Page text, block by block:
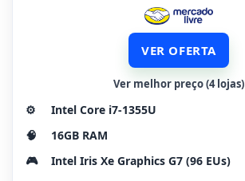
VER OFERTA
Ver melhor preço (4 lojas)
⚙️
Intel Core i7-1355U
🧠
16GB RAM
🎮
Intel Iris Xe Graphics G7 (96 EUs)